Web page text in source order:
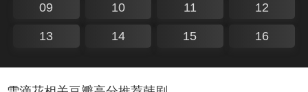
09 10 11 12
13 14 15 16